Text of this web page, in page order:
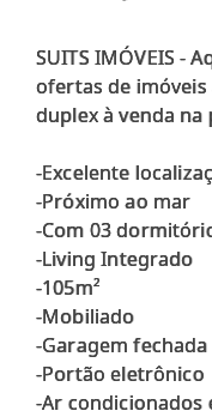
SUITS IMÓVEIS -
ofertas de imóveis
duplex à venda na
-Excelente
-Próximo ao mar
-Com 03
-Living Integrado
-105m²
-Mobiliado
-Garagem
-Portão eletrônico
-Ar